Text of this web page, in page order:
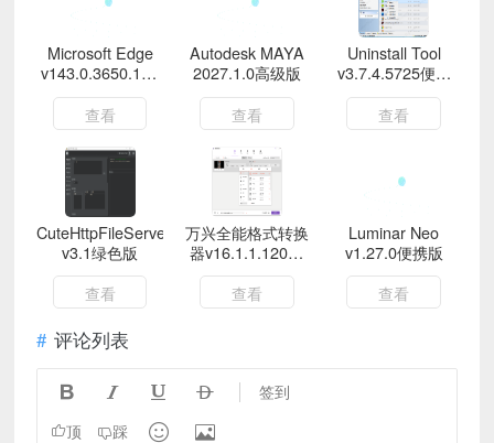
Microsoft Edge
v143.0.3650.139
绿色版
查看
Autodesk MAYA
2027.1.0高级版
查看
Uninstall Tool
v3.7.4.5725便携
版
查看
CuteHttpFileServer
v3.1绿色版
查看
万兴全能格式转换
器v16.1.1.120绿
色版
查看
Luminar Neo
v1.27.0便携版
查看
评论列表
    签到
顶 踩  